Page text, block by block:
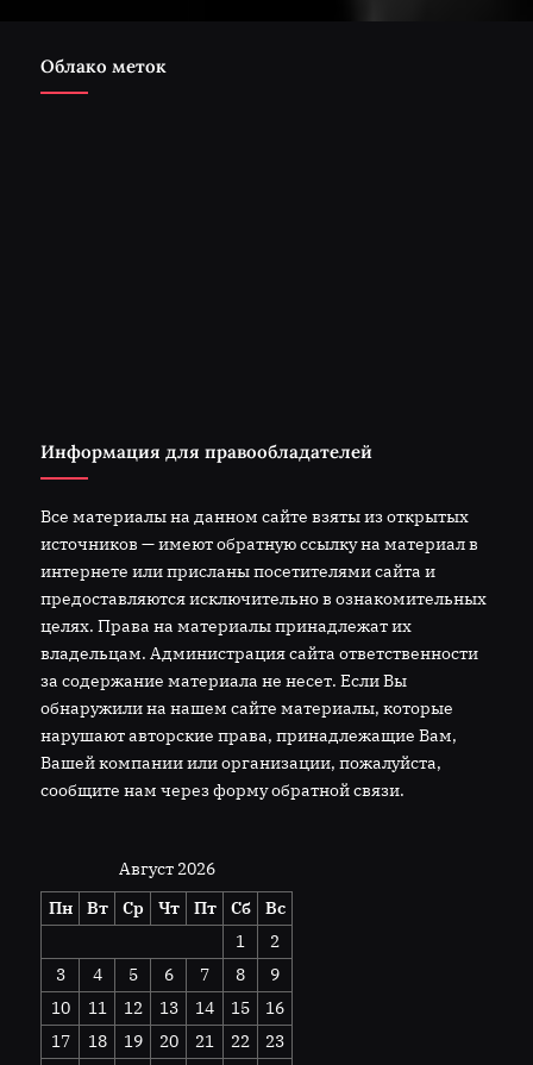
Облако меток
Информация для правообладателей
Все материалы на данном сайте взяты из открытых
источников — имеют обратную ссылку на материал в
интернете или присланы посетителями сайта и
предоставляются исключительно в ознакомительных
целях. Права на материалы принадлежат их
владельцам. Администрация сайта ответственности
за содержание материала не несет. Если Вы
обнаружили на нашем сайте материалы, которые
нарушают авторские права, принадлежащие Вам,
Вашей компании или организации, пожалуйста,
сообщите нам через форму обратной связи.
Август 2026
Пн
Вт Ср Чт Пт Сб
Вс
1
2
3
4 5 6 7 8
9
10
11 12 13 14 15
16
17
18 19 20 21 22
23